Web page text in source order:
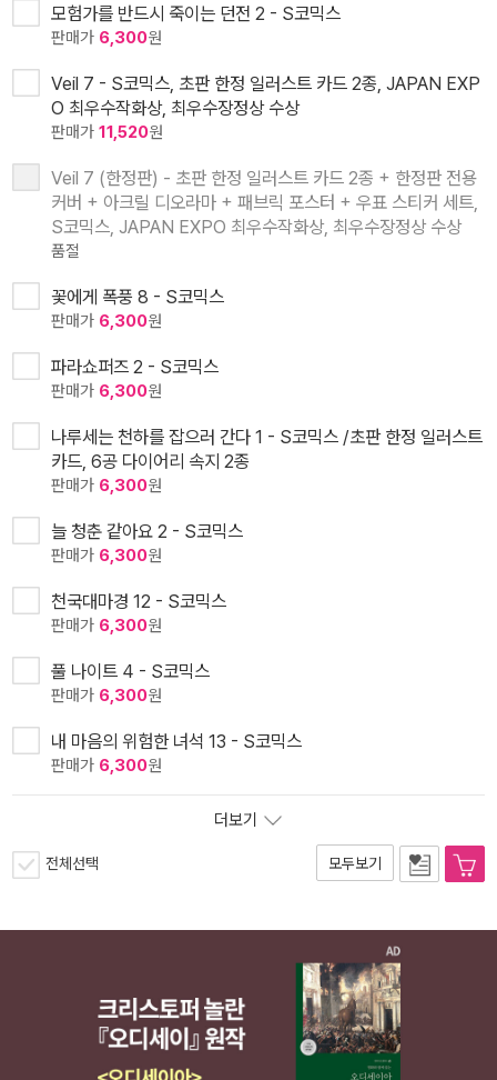
모험가를 반드시 죽이는 던전 2 - S코믹스
판매가 6,300원
Veil 7 - S코믹스, 초판 한정 일러스트 카드 2종, JAPAN EXP
O 최우수작화상, 최우수장정상 수상
판매가 11,520원
Veil 7 (한정판) - 초판 한정 일러스트 카드 2종 + 한정판 전용
커버 + 아크릴 디오라마 + 패브릭 포스터 + 우표 스티커 세트,
S코믹스, JAPAN EXPO 최우수작화상, 최우수장정상 수상
품절
꽃에게 폭풍 8 - S코믹스
판매가 6,300원
파라쇼퍼즈 2 - S코믹스
판매가 6,300원
나루세는 천하를 잡으러 간다 1 - S코믹스 /초판 한정 일러스트
카드, 6공 다이어리 속지 2종
판매가 6,300원
늘 청춘 같아요 2 - S코믹스
판매가 6,300원
천국대마경 12 - S코믹스
판매가 6,300원
풀 나이트 4 - S코믹스
판매가 6,300원
내 마음의 위험한 녀석 13 - S코믹스
판매가 6,300원
더보기
전체선택 모두보기